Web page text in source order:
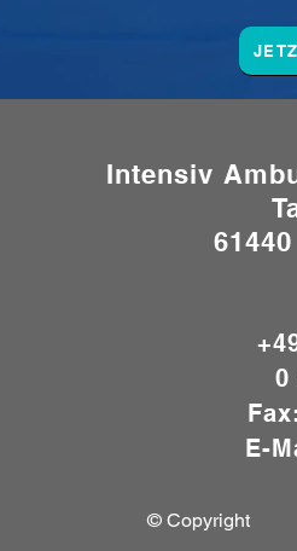
Intensiv
0
E-
© Copyright